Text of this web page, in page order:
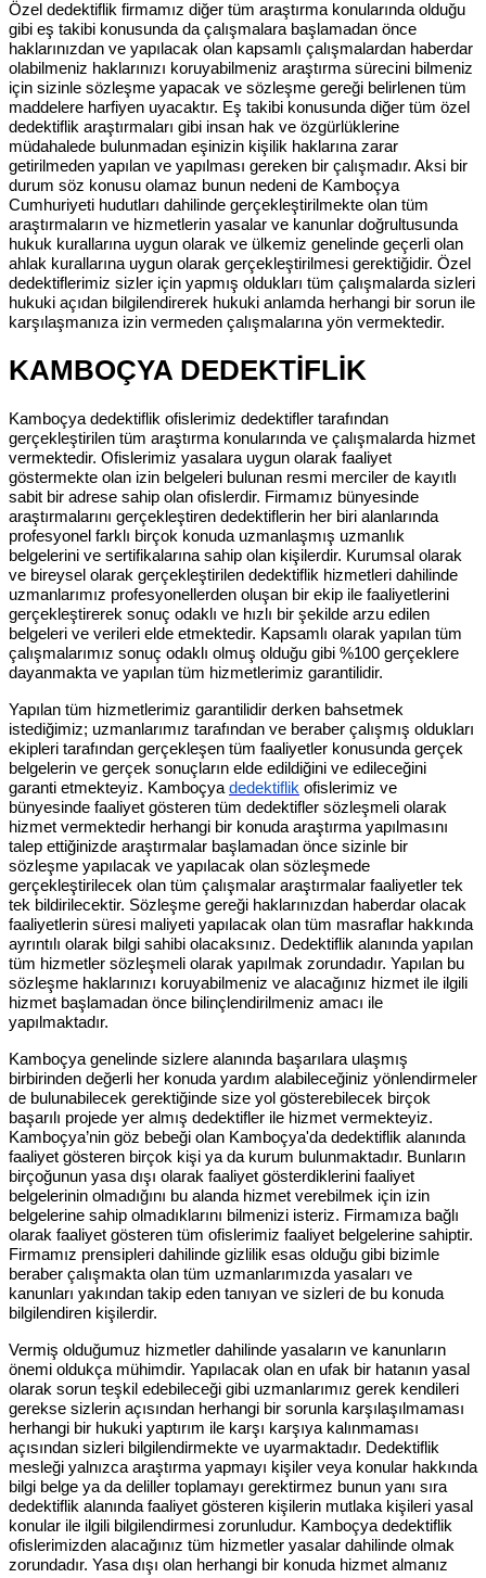
Özel dedektiflik firmamız diğer tüm araştırma konularında olduğu
gibi eş takibi konusunda da çalışmalara başlamadan önce
haklarınızdan ve yapılacak olan kapsamlı çalışmalardan haberdar
olabilmeniz haklarınızı koruyabilmeniz araştırma sürecini bilmeniz
için sizinle sözleşme yapacak ve sözleşme gereği belirlenen tüm
maddelere harfiyen uyacaktır. Eş takibi konusunda diğer tüm özel
dedektiflik araştırmaları gibi insan hak ve özgürlüklerine
müdahalede bulunmadan eşinizin kişilik haklarına zarar
getirilmeden yapılan ve yapılması gereken bir çalışmadır. Aksi bir
durum söz konusu olamaz bunun nedeni de Kamboçya
Cumhuriyeti hudutları dahilinde gerçekleştirilmekte olan tüm
araştırmaların ve hizmetlerin yasalar ve kanunlar doğrultusunda
hukuk kurallarına uygun olarak ve ülkemiz genelinde geçerli olan
ahlak kurallarına uygun olarak gerçekleştirilmesi gerektiğidir. Özel
dedektiflerimiz sizler için yapmış oldukları tüm çalışmalarda sizleri
hukuki açıdan bilgilendirerek hukuki anlamda herhangi bir sorun ile
karşılaşmanıza izin vermeden çalışmalarına yön vermektedir.
KAMBOÇYA DEDEKTİFLİK
Kamboçya dedektiflik ofislerimiz dedektifler tarafından
gerçekleştirilen tüm araştırma konularında ve çalışmalarda hizmet
vermektedir. Ofislerimiz yasalara uygun olarak faaliyet
göstermekte olan izin belgeleri bulunan resmi merciler de kayıtlı
sabit bir adrese sahip olan ofislerdir. Firmamız bünyesinde
araştırmalarını gerçekleştiren dedektiflerin her biri alanlarında
profesyonel farklı birçok konuda uzmanlaşmış uzmanlık
belgelerini ve sertifikalarına sahip olan kişilerdir. Kurumsal olarak
ve bireysel olarak gerçekleştirilen dedektiflik hizmetleri dahilinde
uzmanlarımız profesyonellerden oluşan bir ekip ile faaliyetlerini
gerçekleştirerek sonuç odaklı ve hızlı bir şekilde arzu edilen
belgeleri ve verileri elde etmektedir. Kapsamlı olarak yapılan tüm
çalışmalarımız sonuç odaklı olmuş olduğu gibi %100 gerçeklere
dayanmakta ve yapılan tüm hizmetlerimiz garantilidir.
Yapılan tüm hizmetlerimiz garantilidir derken bahsetmek
istediğimiz; uzmanlarımız tarafından ve beraber çalışmış oldukları
ekipleri tarafından gerçekleşen tüm faaliyetler konusunda gerçek
belgelerin ve gerçek sonuçların elde edildiğini ve edileceğini
garanti etmekteyiz. Kamboçya dedektiflik ofislerimiz ve
bünyesinde faaliyet gösteren tüm dedektifler sözleşmeli olarak
hizmet vermektedir herhangi bir konuda araştırma yapılmasını
talep ettiğinizde araştırmalar başlamadan önce sizinle bir
sözleşme yapılacak ve yapılacak olan sözleşmede
gerçekleştirilecek olan tüm çalışmalar araştırmalar faaliyetler tek
tek bildirilecektir. Sözleşme gereği haklarınızdan haberdar olacak
faaliyetlerin süresi maliyeti yapılacak olan tüm masraflar hakkında
ayrıntılı olarak bilgi sahibi olacaksınız. Dedektiflik alanında yapılan
tüm hizmetler sözleşmeli olarak yapılmak zorundadır. Yapılan bu
sözleşme haklarınızı koruyabilmeniz ve alacağınız hizmet ile ilgili
hizmet başlamadan önce bilinçlendirilmeniz amacı ile
yapılmaktadır.
Kamboçya genelinde sizlere alanında başarılara ulaşmış
birbirinden değerli her konuda yardım alabileceğiniz yönlendirmeler
de bulunabilecek gerektiğinde size yol gösterebilecek birçok
başarılı projede yer almış dedektifler ile hizmet vermekteyiz.
Kamboçya’nin göz bebeği olan Kamboçya'da dedektiflik alanında
faaliyet gösteren birçok kişi ya da kurum bulunmaktadır. Bunların
birçoğunun yasa dışı olarak faaliyet gösterdiklerini faaliyet
belgelerinin olmadığını bu alanda hizmet verebilmek için izin
belgelerine sahip olmadıklarını bilmenizi isteriz. Firmamıza bağlı
olarak faaliyet gösteren tüm ofislerimiz faaliyet belgelerine sahiptir.
Firmamız prensipleri dahilinde gizlilik esas olduğu gibi bizimle
beraber çalışmakta olan tüm uzmanlarımızda yasaları ve
kanunları yakından takip eden tanıyan ve sizleri de bu konuda
bilgilendiren kişilerdir.
Vermiş olduğumuz hizmetler dahilinde yasaların ve kanunların
önemi oldukça mühimdir. Yapılacak olan en ufak bir hatanın yasal
olarak sorun teşkil edebileceği gibi uzmanlarımız gerek kendileri
gerekse sizlerin açısından herhangi bir sorunla karşılaşılmaması
herhangi bir hukuki yaptırım ile karşı karşıya kalınmaması
açısından sizleri bilgilendirmekte ve uyarmaktadır. Dedektiflik
mesleği yalnızca araştırma yapmayı kişiler veya konular hakkında
bilgi belge ya da deliller toplamayı gerektirmez bunun yanı sıra
dedektiflik alanında faaliyet gösteren kişilerin mutlaka kişileri yasal
konular ile ilgili bilgilendirmesi zorunludur. Kamboçya dedektiflik
ofislerimizden alacağınız tüm hizmetler yasalar dahilinde olmak
zorundadır. Yasa dışı olan herhangi bir konuda hizmet almanız